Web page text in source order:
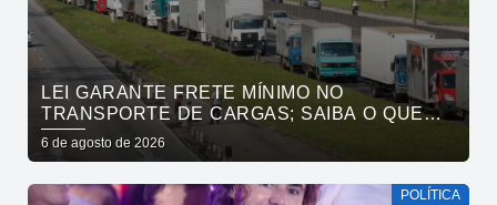
LEI GARANTE FRETE MÍNIMO NO
TRANSPORTE DE CARGAS; SAIBA O QUE
MUDA
6 de agosto de 2026
POLÍTICA